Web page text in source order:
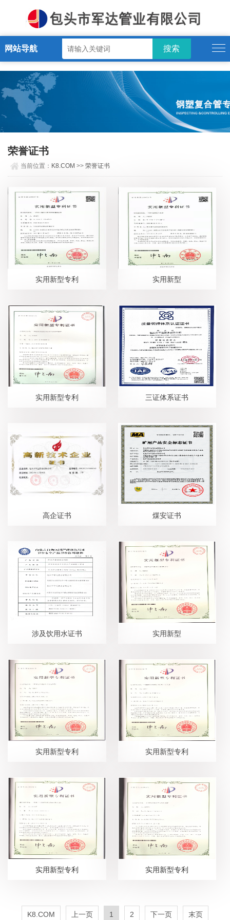
K8.COM
网站导航
荣誉证书
当前位置： K8.COM >>荣誉证书
实用新型专利 实用新型
实用新型专利 三证体系证书
高企证书 煤安证书
涉及饮用水证书 实用新型
实用新型专利 实用新型专利
实用新型专利 实用新型专利
K8.COM 上一页 1 2 下一页 末页